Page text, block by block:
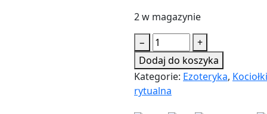
2 w magazynie
−
ilość
Żeliwny
Kociołek
z
Pentagramem
+
Dodaj do koszyka
Kategorie: Ezoteryka,
rytualna